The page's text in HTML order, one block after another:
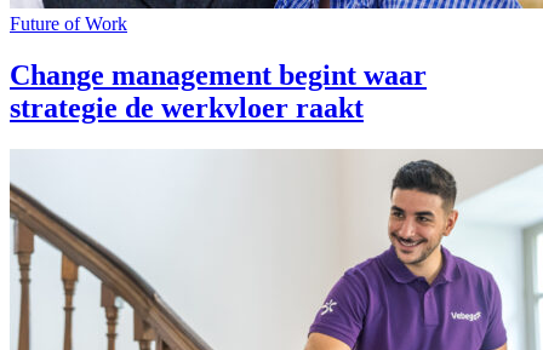
Future of Work
Change management begint waar
strategie de werkvloer raakt